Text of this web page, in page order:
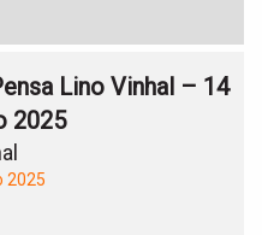
Lino Vinhal – 14
2025
2025